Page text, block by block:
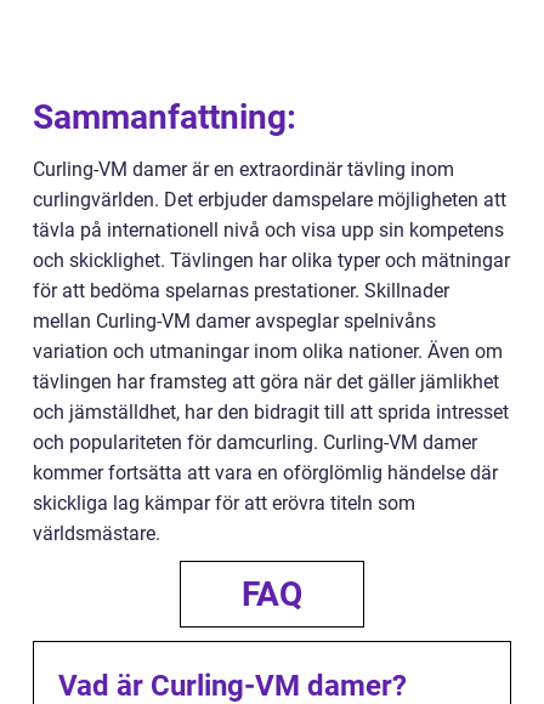
Sammanfattning:
Curling-VM damer är en extraordinär tävling inom
curlingvärlden. Det erbjuder damspelare möjligheten att
tävla på internationell nivå och visa upp sin kompetens
och skicklighet. Tävlingen har olika typer och mätningar
för att bedöma spelarnas prestationer. Skillnader
mellan Curling-VM damer avspeglar spelnivåns
variation och utmaningar inom olika nationer. Även om
tävlingen har framsteg att göra när det gäller jämlikhet
och jämställdhet, har den bidragit till att sprida intresset
och populariteten för damcurling. Curling-VM damer
kommer fortsätta att vara en oförglömlig händelse där
skickliga lag kämpar för att erövra titeln som
världsmästare.
FAQ
Vad är Curling-VM damer?